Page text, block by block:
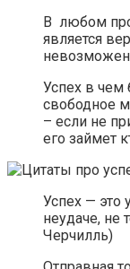
В любом
является
Успех в чем
свободное
– если не
его займет
Успех — это
неудаче, не
Черчилль)